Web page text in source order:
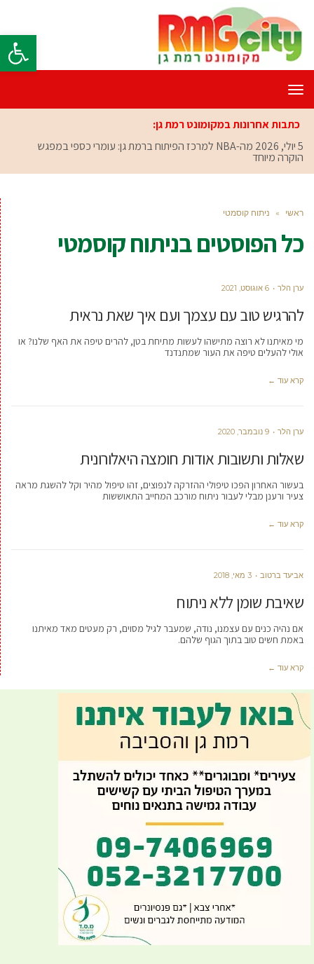
פתח
תפריט
כתבות אחרונות במקומונט רמת גן:
5 יולי, 2026
מה-NBA למרכז הפיתוח ברמת גן: עומרי כספי במפגש
הוקרה מיוחד
ראשי » ניתוח קוסמטי
כל הפוסטים בניתוח קוסמטי
ערן הלר 6 אוגוסט, 2021
להרגיש טוב עם עצמך ועם איך שאת נראית
מי מאיתנו לא רוצה מתישהו לעשות מתיחת בטן, להרים טיפה את האף שלנו? או
אולי להעלים טיפה את העור שמתנדנד
קרא עוד ←
ערן הלר 9 נובמבר, 2020
שאלות ותשובות אודות חומצה היאלורונית
בעשור האחרון הפכו טיפולי ההזרקה לנפוצים, זהו טיפול מהיר וקל להשגת מראה
צעיר ורענן מבלי לעבור ניתוח מורכב המחייב התאוששות
קרא עוד ←
אביעד ברטוב 3 מאי, 2018
שאיבת שומן ללא ניתוח
אם נהיה כנים עם עצמנו, נודה, שמעבר לגיל מסוים, רק מעטים מאד מאיתנו
באמת חשים טוב בתוך הגוף שלהם.
קרא עוד ←